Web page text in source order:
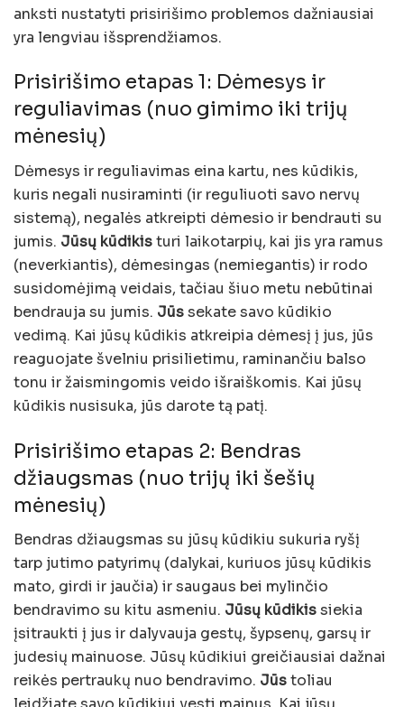
anksti nustatyti prisirišimo problemos dažniausiai
yra lengviau išsprendžiamos.
Prisirišimo etapas 1: Dėmesys ir
reguliavimas (nuo gimimo iki trijų
mėnesių)
Dėmesys ir reguliavimas eina kartu, nes kūdikis,
kuris negali nusiraminti (ir reguliuoti savo nervų
sistemą), negalės atkreipti dėmesio ir bendrauti su
jumis. Jūsų kūdikisturi laikotarpių, kai jis yra ramus
(neverkiantis), dėmesingas (nemiegantis) ir rodo
susidomėjimą veidais, tačiau šiuo metu nebūtinai
bendrauja su jumis. Jūssekate savo kūdikio
vedimą. Kai jūsų kūdikis atkreipia dėmesį į jus, jūs
reaguojate švelniu prisilietimu, raminančiu balso
tonu ir žaismingomis veido išraiškomis. Kai jūsų
kūdikis nusisuka, jūs darote tą patį.
Prisirišimo etapas 2: Bendras
džiaugsmas (nuo trijų iki šešių
mėnesių)
Bendras džiaugsmas su jūsų kūdikiu sukuria ryšį
tarp jutimo patyrimų (dalykai, kuriuos jūsų kūdikis
mato, girdi ir jaučia) ir saugaus bei mylinčio
bendravimo su kitu asmeniu. Jūsų kūdikissiekia
įsitraukti į jus ir dalyvauja gestų, šypsenų, garsų ir
judesių mainuose. Jūsų kūdikiui greičiausiai dažnai
reikės pertraukų nuo bendravimo. Jūstoliau